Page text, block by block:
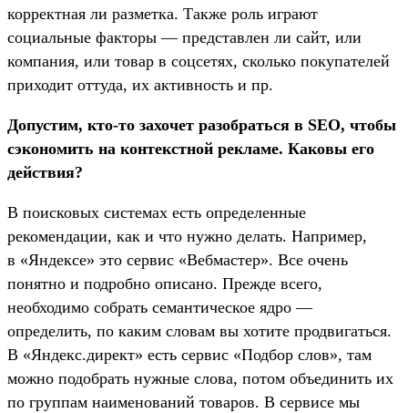
корректная ли разметка. Также роль играют
социальные факторы — представлен ли сайт, или
компания, или товар в соцсетях, сколько покупателей
приходит оттуда, их активность и пр.
Допустим, кто-то захочет разобраться в SEO, чтобы
сэкономить на контекстной рекламе. Каковы его
действия?
В поисковых системах есть определенные
рекомендации, как и что нужно делать. Например,
в «Яндексе» это сервис «Вебмастер». Все очень
понятно и подробно описано. Прежде всего,
необходимо собрать семантическое ядро —
определить, по каким словам вы хотите продвигаться.
В «Яндекс.директ» есть сервис «Подбор слов», там
можно подобрать нужные слова, потом объединить их
по группам наименований товаров. В сервисе мы